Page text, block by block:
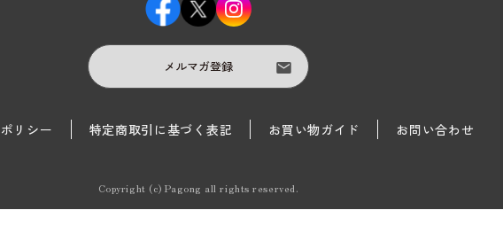
メルマガ登録
リシー 特定商取引に基づく表記 お買い物ガイド お問い合わせ
Copyright (c) Pagong all rights reserved.